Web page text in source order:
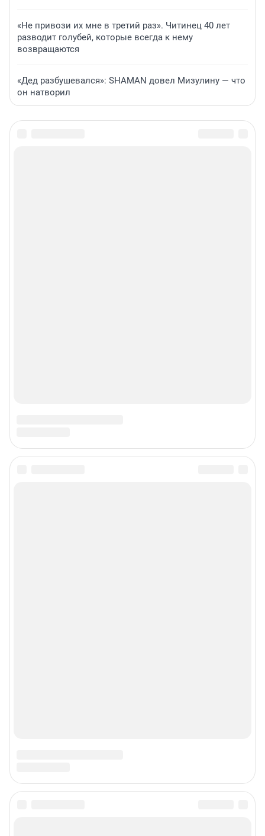
«Не привози их мне в третий раз». Читинец 40 лет
разводит голубей, которые всегда к нему
возвращаются
«Дед разбушевался»: SHAMAN довел Мизулину — что
он натворил